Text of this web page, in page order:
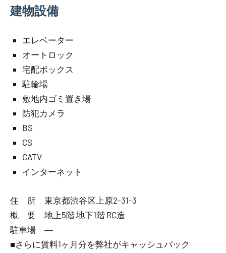
建物設備
エレベーター
オートロック
宅配ボックス
駐輪場
敷地内ゴミ置き場
防犯カメラ
BS
CS
CATV
インターネット
住 所 東京都渋谷区上原2-31-3
概 要 地上5階 地下1階 RC造
駐車場 ―
■さらに賃料1ヶ月分を弊社がキャッシュバック